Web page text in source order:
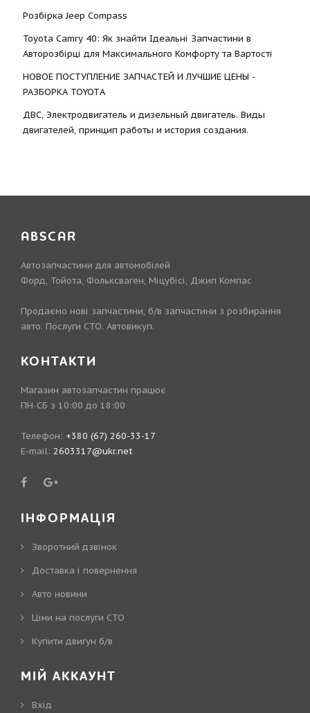
Розбірка Jeep Compass
Toyota Camry 40: Як знайти Ідеальні Запчастини в
Авторозбірці для Максимального Комфорту та Вартості
НОВОЕ ПОСТУПЛЕНИЕ ЗАПЧАСТЕЙ И ЛУЧШИЕ ЦЕНЫ -
РАЗБОРКА TOYOTА
ДВС, Электродвигатель и дизельный двигатель. Виды
двигателей, принцип работы и история создания.
ABSCAR
Автозапчастини для автомобілей
Форд, Тойота, Фольксваген, Міцубісі, Джип Компас
Продаємо нові запчастини, б/в запчастини з розбирання
авто. Послуги СТО. Автовикуп.
КОНТАКТИ
Магазин автозапчастин працює
ПН-СБ з 10:00 до 18:00
Телефон: +380 (67) 260-33-17
E-mail: 2603317@ukr.net
ІНФОРМАЦІЯ
Зворотний дзвінок
Доставка і повернення
Авто новини
Ціни на послуги СТО
Купити двигун б/в
МІЙ АККАУНТ
Вхід